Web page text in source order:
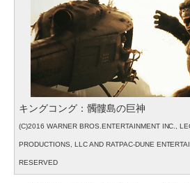
キングコング：髑髏島の巨神
(C)2016 WARNER BROS.ENTERTAINMENT INC.,
PRODUCTIONS, LLC AND RATPAC-DUNE
RESERVED